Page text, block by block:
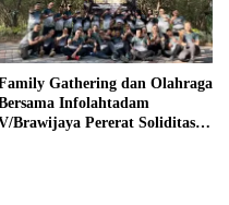
Gathering dan Olahraga
Infolahtadam
Brawijaya Pererat Soliditas